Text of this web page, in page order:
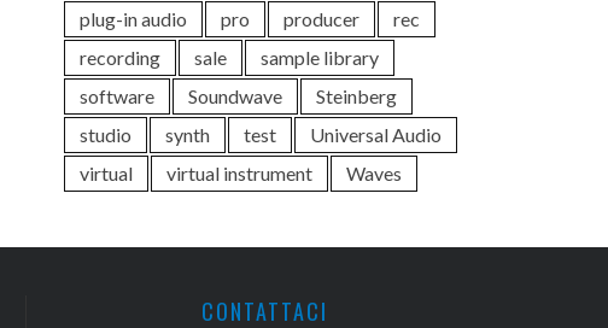
plug-in audio
pro producer
rec
recording
sale
sample library
software
Soundwave
Steinberg
studio
synth test
Universal Audio
virtual
virtual instrument Waves
CONTATTACI